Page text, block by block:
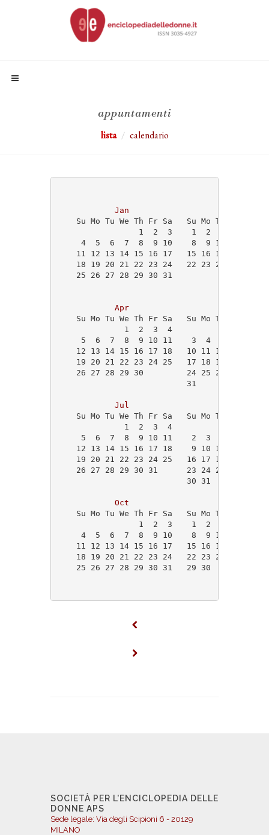
appuntamenti
lista calendario
Jan
Su Mo Tu We Th Fr Sa   Su Mo Tu We Th
1  2  3    1  2  3  4  5
4  5  6  7  8  9 10    8  9 10 11 12
11 12 13 14 15 16 17   15 16 17 18 19
18 19 20 21 22 23 24   22 23 24 25 26
25 26 27 28 29 30 31
Apr
Su Mo Tu We Th Fr Sa   Su Mo Tu We Th
1  2  3  4
5  6  7  8  9 10 11    3  4  5  6  7
12 13 14 15 16 17 18   10 11 12 13 14
19 20 21 22 23 24 25   17 18 19 20 21
26 27 28 29 30         24 25 26
Jul
Su Mo Tu We Th Fr Sa   Su Mo Tu We Th
1  2  3  4
5  6  7  8  9 10 11    2  3  4  5  6
12 13 14 15 16 17 18    9 10 11 12 13
19 20 21 22 23 24 25   16 17 18 19 20
26 27 28 29 30 31      23 24 25
Oct
Su Mo Tu We Th Fr Sa   Su Mo Tu We Th
1  2  3    1  2  3  4  5
4  5  6  7  8  9 10    8  9 10 11 12
11 12 13 14 15 16 17   15 16 17 18 19
18 19 20 21 22 23 24   22 23 24 25 26
25 26 27 28 29 30 31   29 30
SOCIETÀ PER L'ENCICLOPEDIA DELLE
DONNE APS
Sede legale: Via degli Scipioni 6 - 20129
MILANO